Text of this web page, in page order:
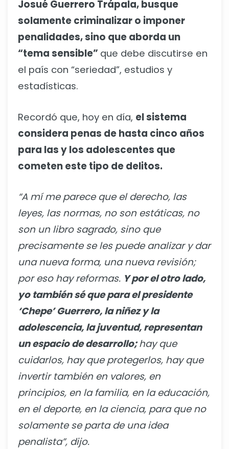
Josué Guerrero Trápala, busque
solamente criminalizar o imponer
penalidades, sino que aborda un
“tema sensible” que debe discutirse en
el país con “seriedad”, estudios y
estadísticas.
Recordó que, hoy en día, el sistema
considera penas de hasta cinco años
para las y los adolescentes que
cometen este tipo de delitos.
“A mí me parece que el derecho, las
leyes, las normas, no son estáticas, no
son un libro sagrado, sino que
precisamente se les puede analizar y dar
una nueva forma, una nueva revisión;
por eso hay reformas. Y por el otro lado,
yo también sé que para el presidente
‘Chepe’ Guerrero, la niñez y la
adolescencia, la juventud, representan
un espacio de desarrollo;hay que
cuidarlos, hay que protegerlos, hay que
invertir también en valores, en
principios, en la familia, en la educación,
en el deporte, en la ciencia, para que no
solamente se parta de una idea
penalista”, dijo.